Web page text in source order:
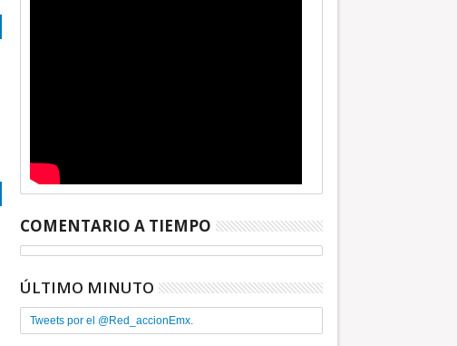
COMENTARIO A TIEMPO
ÚLTIMO MINUTO
Tweets por el @Red_accionEmx.